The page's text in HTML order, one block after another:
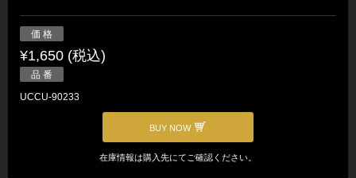
価 格
¥1,650 (税込)
品 番
UCCU-90233
BUY NOW
在庫情報は購入先にてご確認ください。